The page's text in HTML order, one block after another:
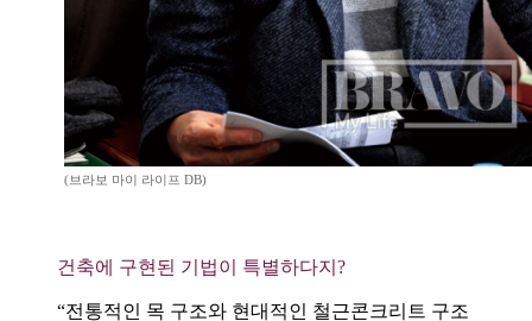
(브라보 마이 라이프 DB)
건축에 구현된 기법이 특별하다지?
“전통적인 목 구조와 현대적인 철근콘크리트 구조